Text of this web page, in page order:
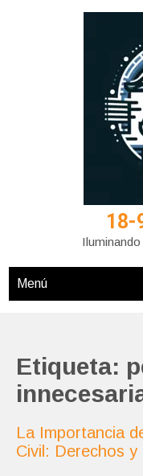
18-
Menú
Etiqueta:
La Importancia
Civil: Derechos y